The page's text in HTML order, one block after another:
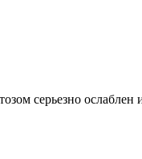
серьезно